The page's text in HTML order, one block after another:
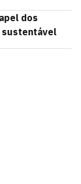
dos
sustentável